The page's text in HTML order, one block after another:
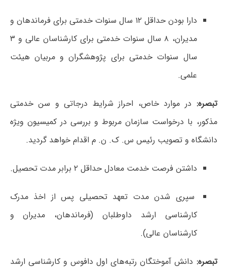
دارا بودن حداقل ۱۲ سال سنوات خدمتی برای فرماندهان و
مدیران، ۸ سال سنوات خدمتی برای کارشناسان عالی و ۳
سال سنوات خدمتی برای پژوهشگران و مربیان هیئت
علمی.
تبصره: در موارد خاص، احراز شرایط درجاتی و سن خدمتی
مذکور، با درخواست سازمان مربوط و بررسی در کمیسیون ویژه
دانشگاه و تصویب رئیس س. ک. ن. م اقدام خواهد گردید.
داشتن فرصت خدمت معادل حداقل ۲ برابر مدت تحصیل.
سپری شدن مدت تعهد تحصیلی پس از اخذ مدرک
کارشناسی ارشد داوطلبان (فرماندهان، مدیران و
کارشناسان عالی).
تبصره: دانش آموختگان رتبه‌های اول دافوس و کارشناسی ارشد